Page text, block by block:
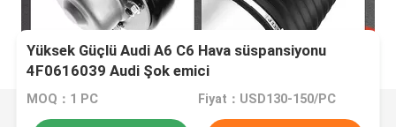
Yüksek Güçlü Audi A6 C6 Hava süspansiyonu
4F0616039 Audi Şok emici
MOQ：1 PC Fiyat：USD130-150/PC